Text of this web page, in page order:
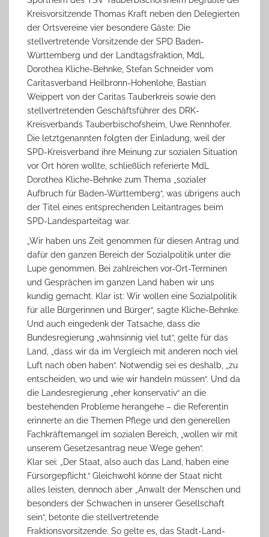
Kreisvorsitzende Thomas Kraft neben den Delegierten
der Ortsvereine vier besondere Gäste: Die
stellvertretende Vorsitzende der SPD Baden-
Württemberg und der Landtagsfraktion, MdL
Dorothea Kliche-Behnke, Stefan Schneider vom
Caritasverband Heilbronn-Hohenlohe, Bastian
Weippert von der Caritas Tauberkreis sowie den
stellvertretenden Geschäftsführer des DRK-
Kreisverbands Tauberbischofsheim, Uwe Rennhofer.
Die letztgenannten folgten der Einladung, weil der
SPD-Kreisverband ihre Meinung zur sozialen Situation
vor Ort hören wollte, schließlich referierte MdL
Dorothea Kliche-Behnke zum Thema „sozialer
Aufbruch für Baden-Württemberg“, was übrigens auch
der Titel eines entsprechenden Leitantrages beim
SPD-Landesparteitag war.
„Wir haben uns Zeit genommen für diesen Antrag und
dafür den ganzen Bereich der Sozialpolitik unter die
Lupe genommen. Bei zahlreichen vor-Ort-Terminen
und Gesprächen im ganzen Land haben wir uns
kundig gemacht. Klar ist: Wir wollen eine Sozialpolitik
für alle Bürgerinnen und Bürger“, sagte Kliche-Behnke.
Und auch eingedenk der Tatsache, dass die
Bundesregierung „wahnsinnig viel tut“, gelte für das
Land, „dass wir da im Vergleich mit anderen noch viel
Luft nach oben haben“. Notwendig sei es deshalb, „zu
entscheiden, wo und wie wir handeln müssen“. Und da
die Landesregierung „eher konservativ“ an die
bestehenden Probleme herangehe – die Referentin
erinnerte an die Themen Pflege und den generellen
Fachkräftemangel im sozialen Bereich, „wollen wir mit
unserem Gesetzesantrag neue Wege gehen“.
Klar sei: „Der Staat, also auch das Land, haben eine
Fürsorgepflicht.“ Gleichwohl könne der Staat nicht
alles leisten, dennoch aber „Anwalt der Menschen und
besonders der Schwachen in unserer Gesellschaft
sein“, betonte die stellvertretende
Fraktionsvorsitzende. So gelte es, das Stadt-Land-